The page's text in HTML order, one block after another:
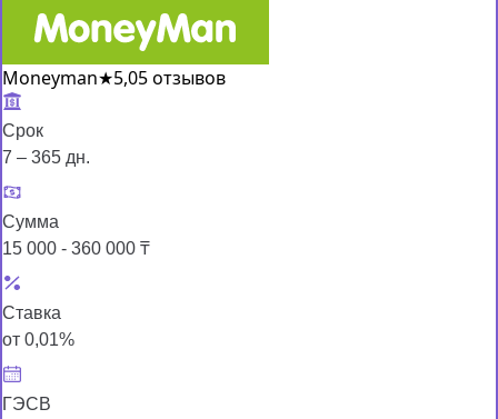
Moneyman★5,05 отзывов
Срок
7 – 365 дн.
Сумма
15 000 - 360 000 ₸
Ставка
от 0,01%
ГЭСВ